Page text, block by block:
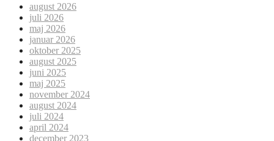
august 2026
juli 2026
maj 2026
januar 2026
oktober 2025
august 2025
juni 2025
maj 2025
november 2024
august 2024
juli 2024
april 2024
december 2023